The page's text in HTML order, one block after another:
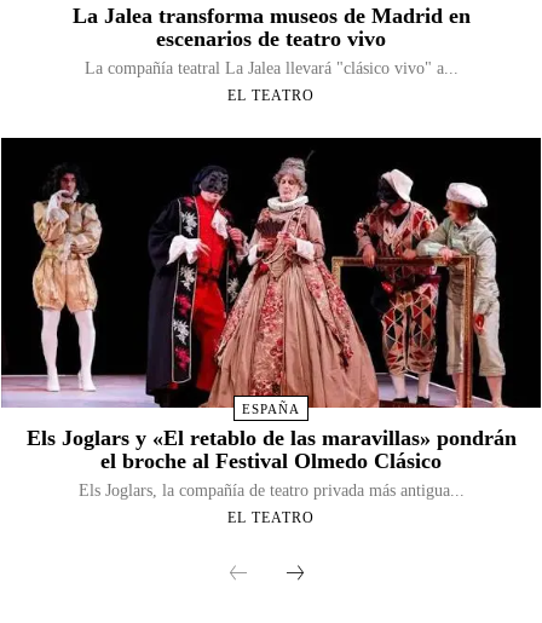
La Jalea transforma museos de Madrid en
escenarios de teatro vivo
La compañía teatral La Jalea llevará "clásico vivo" a...
EL TEATRO
ESPAÑA
Els Joglars y «El retablo de las maravillas» pondrán
el broche al Festival Olmedo Clásico
Els Joglars, la compañía de teatro privada más antigua...
EL TEATRO